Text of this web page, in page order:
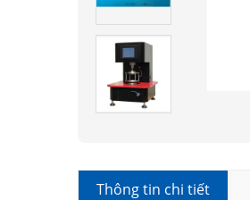
Thông tin chi tiết